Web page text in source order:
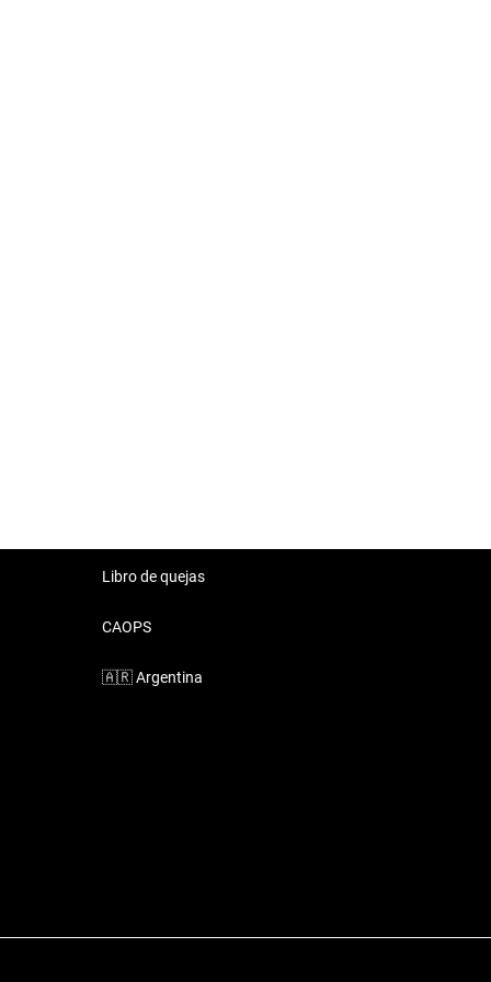
Libro de quejas
CAOPS
🇦🇷 Argentina